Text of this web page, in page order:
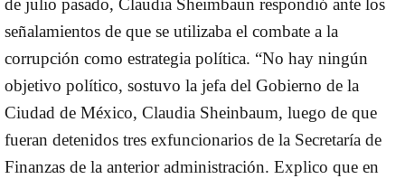
de julio pasado, Claudia Sheimbaun respondió ante los
señalamientos de que se utilizaba el combate a la
corrupción como estrategia política. “No hay ningún
objetivo político, sostuvo la jefa del Gobierno de la
Ciudad de México, Claudia Sheinbaum, luego de que
fueran detenidos tres exfuncionarios de la Secretaría de
Finanzas de la anterior administración. Explico que en